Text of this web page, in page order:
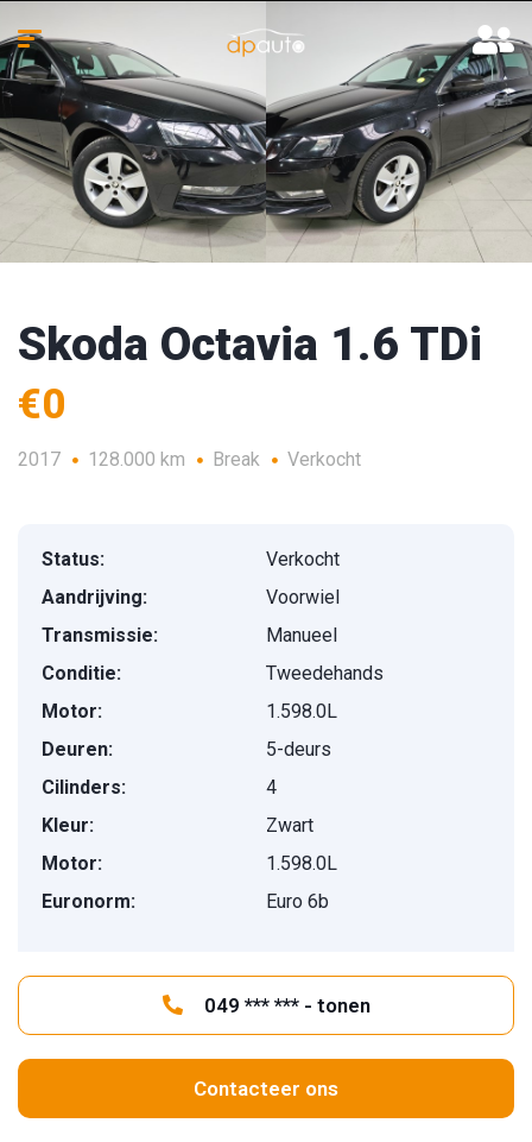
Skoda Octavia 1.6 TDi
€0
2017 128.000 km Break Verkocht
Status:
Verkocht
Aandrijving:
Voorwiel
Transmissie:
Manueel
Conditie:
Tweedehands
Motor:
1.598.0L
Deuren:
5-deurs
Cilinders:
4
Kleur:
Zwart
Motor:
1.598.0L
Euronorm:
Euro 6b
049 *** *** - tonen
Contacteer ons